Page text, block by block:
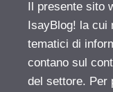
Il presente sito
IsayBlog! la cui
tematici di
contano sul
del settore. Per